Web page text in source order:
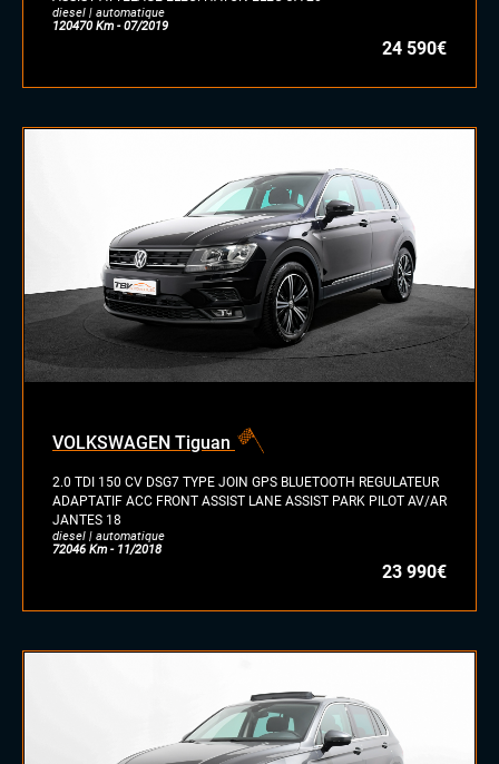
diesel | automatique
120470 Km - 07/2019
24 590€
VOLKSWAGEN Tiguan
2.0 TDI 150 CV DSG7 TYPE JOIN GPS BLUETOOTH REGULATEUR
ADAPTATIF ACC FRONT ASSIST LANE ASSIST PARK PILOT AV/AR
JANTES 18
diesel | automatique
72046 Km - 11/2018
23 990€